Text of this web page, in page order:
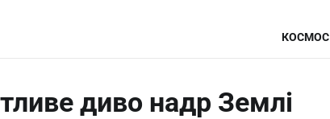
КОСМОС
диво надр Землі